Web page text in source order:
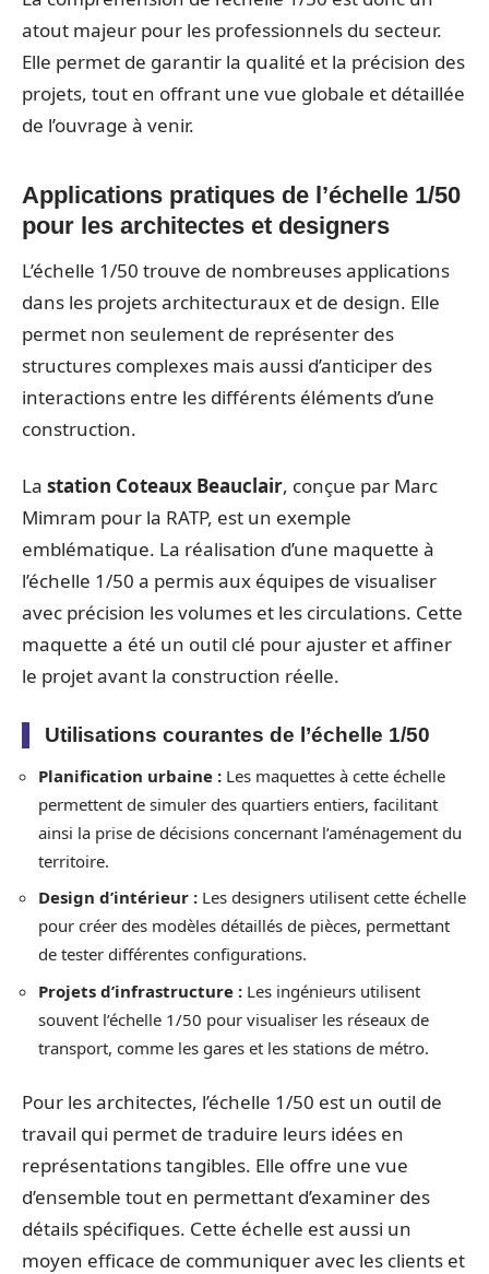
atout majeur pour les professionnels du secteur.
Elle permet de garantir la qualité et la précision des
projets, tout en offrant une vue globale et détaillée
de l’ouvrage à venir.
Applications pratiques de l’échelle 1/50
pour les architectes et designers
L’échelle 1/50 trouve de nombreuses applications
dans les projets architecturaux et de design. Elle
permet non seulement de représenter des
structures complexes mais aussi d’anticiper des
interactions entre les différents éléments d’une
construction.
La station Coteaux Beauclair, conçue par Marc
Mimram pour la RATP, est un exemple
emblématique. La réalisation d’une maquette à
l’échelle 1/50 a permis aux équipes de visualiser
avec précision les volumes et les circulations. Cette
maquette a été un outil clé pour ajuster et affiner
le projet avant la construction réelle.
Utilisations courantes de l’échelle 1/50
Planification urbaine : Les maquettes à cette échelle
permettent de simuler des quartiers entiers, facilitant
ainsi la prise de décisions concernant l’aménagement du
territoire.
Design d’intérieur : Les designers utilisent cette échelle
pour créer des modèles détaillés de pièces, permettant
de tester différentes configurations.
Projets d’infrastructure : Les ingénieurs utilisent
souvent l’échelle 1/50 pour visualiser les réseaux de
transport, comme les gares et les stations de métro.
Pour les architectes, l’échelle 1/50 est un outil de
travail qui permet de traduire leurs idées en
représentations tangibles. Elle offre une vue
d’ensemble tout en permettant d’examiner des
détails spécifiques. Cette échelle est aussi un
moyen efficace de communiquer avec les clients et